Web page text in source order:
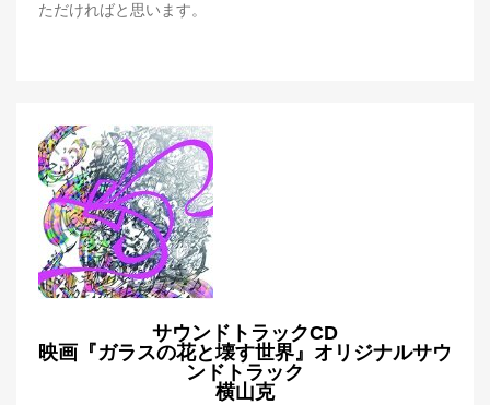
ただければと思います。
サウンドトラックCD
映画『ガラスの花と壊す世界』オリジナルサウ
ンドトラック
横山克